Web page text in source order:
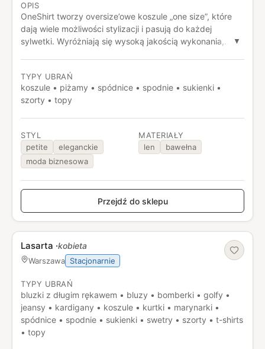
OPIS
OneShirt tworzy oversize’owe koszule „one size”, które
dają wiele możliwości stylizacji i pasują do każdej
sylwetki. Wyróżniają się wysoką jakością wykonania,
mody.
▼
TYPY UBRAŃ
koszule • piżamy • spódnice • spodnie • sukienki •
szorty • topy
STYL
petite
eleganckie
moda biznesowa
MATERIAŁY
len
bawełna
Przejdź do sklepu
Lasarta ·kobieta
Warszawa Stacjonarnie
TYPY UBRAŃ
bluzki z długim rękawem • bluzy • bomberki • golfy •
jeansy • kardigany • koszule • kurtki • marynarki •
spódnice • spodnie • sukienki • swetry • szorty • t-shirts
• topy